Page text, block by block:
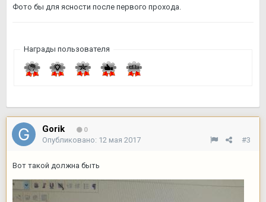
Фото бы для ясности после первого прохода.
Награды пользователя
Gorik 0
#3
Опубликовано: 12 мая 2017
Вот такой должна быть